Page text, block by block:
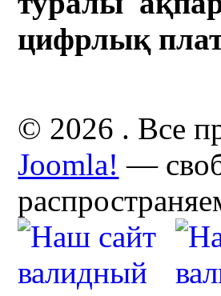
цифрлық
© 2026 . Все
Joomla! —